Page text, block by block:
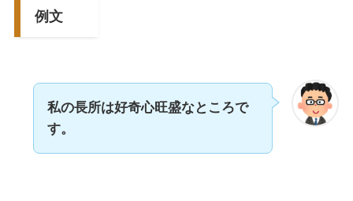
例文
私の長所は好奇心旺盛なところで
す。